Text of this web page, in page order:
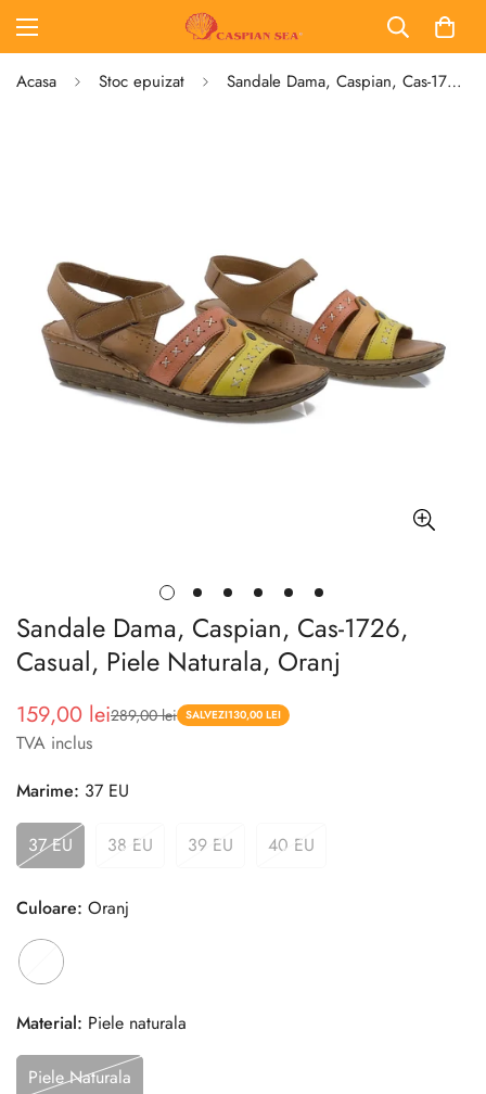
Acasa Stoc epuizat Sandale Dama, Caspian, Cas-1726, Casual, Piele Naturala, Oranj
Sandale Dama, Caspian, Cas-1726,
Casual, Piele Naturala, Oranj
Pret
redus
159,00 lei
Pret 289,00 lei SALVEZI130,00 LEI
TVA inclus
Marime: 37 EU
37 EU 38 EU 39 EU 40 EU
Culoare: Oranj
Material: Piele naturala
Piele Naturala